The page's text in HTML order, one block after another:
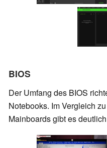
BIOS
Der Umfang des BIOS
Notebooks. Im Vergleich
Mainboards gibt es